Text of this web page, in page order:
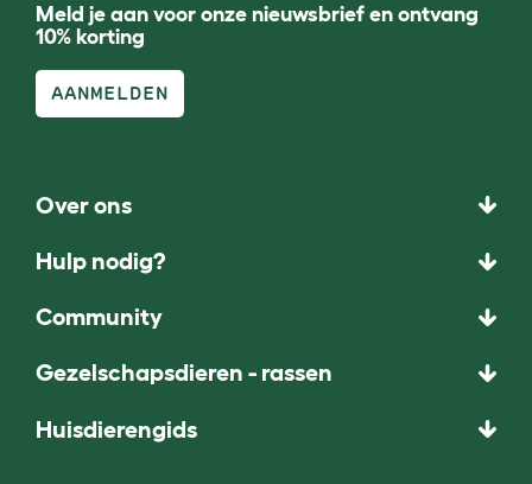
Meld je aan voor onze nieuwsbrief en ontvang
10% korting
AANMELDEN
Over ons
Hulp nodig?
Community
Gezelschapsdieren - rassen
Huisdierengids